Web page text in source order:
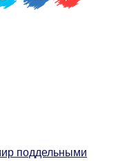
поддельными